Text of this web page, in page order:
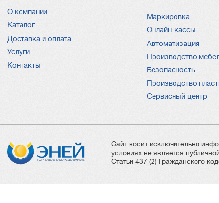
О компании
Каталог
Доставка и оплата
Услуги
Контакты
Услуги
Маркировка
Онлайн-кассы
Автоматизация
Производство
Безопасность
Производство
Сервисный центр
Сайт носит исключительно
условиях не является
Статьи 437 (2) Гражданского